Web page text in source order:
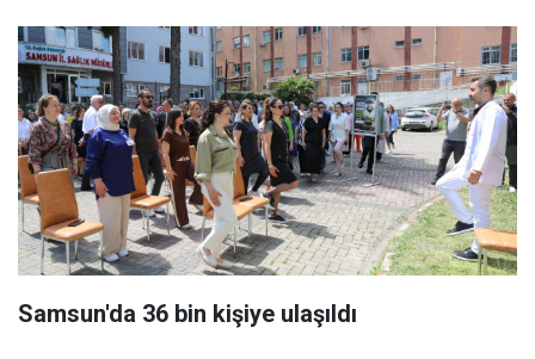
Samsun'da 36 bin kişiye ulaşıldı